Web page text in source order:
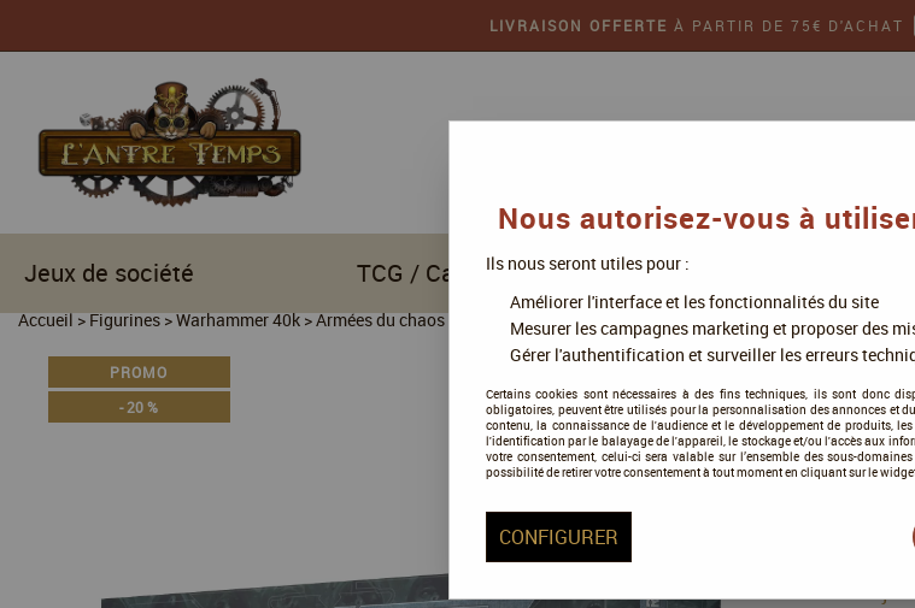
LIVRAISON OFFERTE À PARTIR DE 75€ D'ACHAT
Jeux de société TCG / Cartes à collectionner
Accueil>Figurines>Warhammer 40k>Armées du chaos Death Guard Death Guard - Marines de la Peste (Plague
PROMO
-20 %
Death
Valable
Nous autorisez-vous à
Ils nous seront utiles pour :
Améliorer l'interface et les fonctionnalités du site
Mesurer les campagnes marketing et proposer des
Gérer l'authentification et surveiller les erreurs
Certains cookies sont nécessaires à des fins techniques, ils sont donc
obligatoires, peuvent être utilisés pour la personnalisation des annonces et
contenu, la connaissance de l'audience et le développement de produits,
l'identification par le balayage de l'appareil, le stockage et/ou l'accès aux
votre consentement, celui-ci sera valable sur l’ensemble des sous-
possibilité de retirer votre consentement à tout moment en cliquant sur le
CONFIGURER